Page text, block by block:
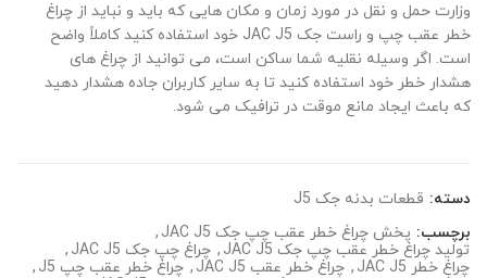
وزارت حمل و نقل در مورد زمان و مکان هایی که باید و نباید از چراغ
خطر عقب چپ و راست جک JAC J5 خود استفاده کنید کاملاً واضح
است. اگر وسیله نقلیه شما ساکن است، می توانید از چراغ های
هشدار خطر خود استفاده کنید تا به سایر کاربران جاده هشدار دهید
که باعث ایجاد مانع موقت در ترافیک می شود.
دسته: قطعات بدنه جک J5
برچسب: پخش چراغ خطر عقب چپ جک JAC J5
,
تولید چراغ خطر عقب چپ جک JAC J5
, چراغ چپ جک JAC J5
,
چراغ خطر JAC J5
, چراغ خطر عقب JAC J5 , چراغ خطر عقب چپ J5
,